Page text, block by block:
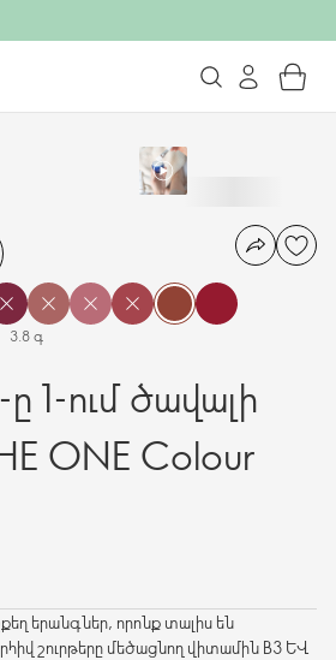
1-ում ծավալի
ONE Colour
3.8 գ
երանգներ, որոնք տալիս են
շուրթերը մեծացնող վիտամին B3 և